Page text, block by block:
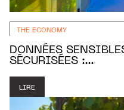
THE ECONOMY
DONNÉES
SÉCURISÉES :...
LIRE